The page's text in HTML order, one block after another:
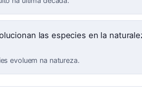
las especies en la
evoluem na natureza.